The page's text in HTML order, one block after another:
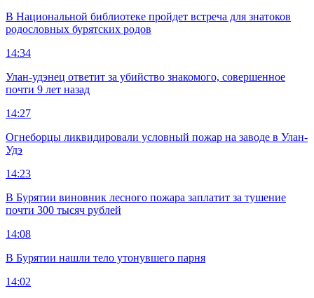
В Национальной библиотеке пройдет встреча для знатоков
родословных бурятских родов
14:34
Улан-удэнец ответит за убийство знакомого, совершенное
почти 9 лет назад
14:27
Огнеборцы ликвидировали условный пожар на заводе в Улан-
Удэ
14:23
В Бурятии виновник лесного пожара заплатит за тушение
почти 300 тысяч рублей
14:08
В Бурятии нашли тело утонувшего парня
14:02